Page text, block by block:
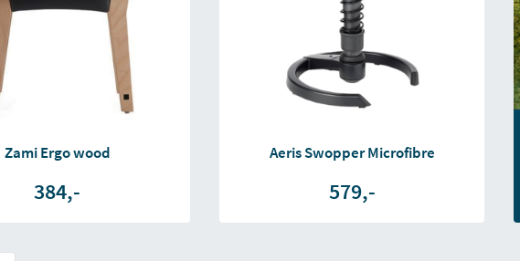
Zami Ergo wood
384,-
Aeris Swopper Microfibre
579,-